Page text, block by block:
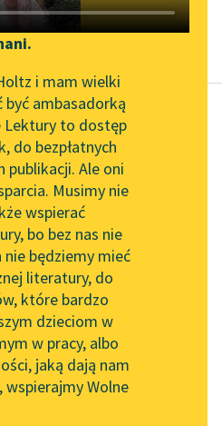
Zgłoś brak utworu
Narzędzia
Mapa Wolnych Lektur
Leśmianator
Przewodnik dla piszących i
czytających
API
OAI-PMH
Widget Wolnych Lektur
Przypisy
i mam wielki
być ambasadorką
Lektury to dostęp
do bezpłatnych
publikacji. Ale oni
Musimy nie
wspierać
bo bez nas nie
nie będziemy mieć
literatury, do
które bardzo
dzieciom w
w pracy, albo
jaką dają nam
wspierajmy Wolne
Aleksandra Kasprzak
Niebezpieczeństwo
jedzenia w
miejscach
publicznych i
prywatnych
Odcinanie się od
rodziny jest odcinaniem
końcówek banana —
niektórzy to robią, inni